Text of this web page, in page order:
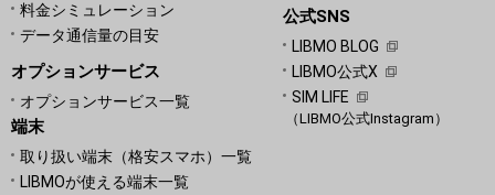
料金シミュレーション
データ通信量の目安
オプションサービス
オプションサービス一覧
端末
取り扱い端末（格安スマホ）一覧
LIBMOが使える端末一覧
公式SNS
LIBMO BLOG
LIBMO公式X
SIM LIFE
（LIBMO公式Instagram）